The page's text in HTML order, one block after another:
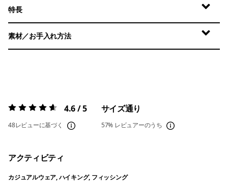
特長
素材／お手入れ方法
評価:4.6 / 5 4.6 / 5
48レビューに基づく
サイズ通り
57% レビュアーのうち
アクティビティ
カジュアルウェア, ハイキング, フィッシング